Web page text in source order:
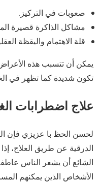
صعوبات في التركيز.
مشاكل الذاكرة قصيرة
قلة الاهتمام واليقظة
يمكن أن تتسبب هذه الأعراض
تكون شديدة كما تظهر في
علاج اضطرابات
لحسن الحظ با عزيزي فإن
الدرقية عن طريق العلاج،
الشائع أن يشعر الناس
الأشخاص الذين يمكنهم